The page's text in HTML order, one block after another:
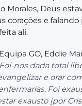
Morales, Deus
corações e falando
ali.
GO, Eddie
Foi-nos dada total
e orar
Foi
exausto [por